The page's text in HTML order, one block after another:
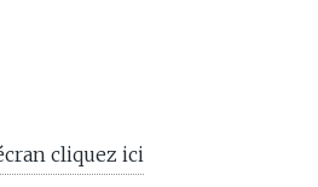
cliquez ici